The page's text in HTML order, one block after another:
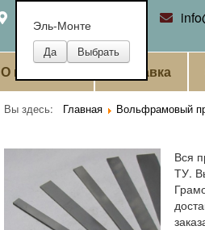
Екатеринбург
О компании Доставка
Вы здесь: Главная Вольфрамовый
Вся
ТУ.
Эль-Монте